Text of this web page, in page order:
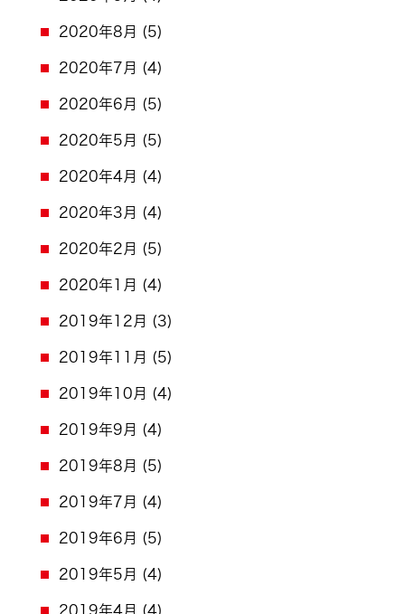
2020年8月 (5)
2020年7月 (4)
2020年6月 (5)
2020年5月 (5)
2020年4月 (4)
2020年3月 (4)
2020年2月 (5)
2020年1月 (4)
2019年12月 (3)
2019年11月 (5)
2019年10月 (4)
2019年9月 (4)
2019年8月 (5)
2019年7月 (4)
2019年6月 (5)
2019年5月 (4)
2019年4月 (4)